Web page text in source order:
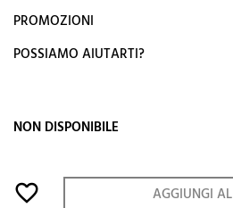
PROMOZIONI
POSSIAMO AIUTARTI?
NON DISPONIBILE
favorite_border AGGIUNGI